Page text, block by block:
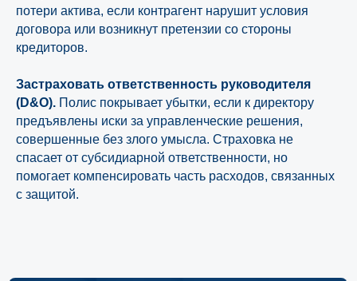
потери актива, если контрагент нарушит условия
договора или возникнут претензии со стороны
кредиторов.
Застраховать ответственность руководителя
(D&O). Полис покрывает убытки, если к директору
предъявлены иски за управленческие решения,
совершенные без злого умысла. Страховка не
спасает от субсидиарной ответственности, но
помогает компенсировать часть расходов, связанных
с защитой.